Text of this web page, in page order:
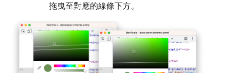
拖曳至對應的線條下方。